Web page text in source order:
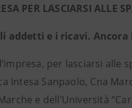
PER LASCIARSI ALLE
addetti e i ricavi.
per lasciarsi alle
Intesa Sanpaolo, Cna
e dell’Università